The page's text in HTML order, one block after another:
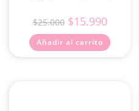
$25.000 $15.990
Añadir al carrito